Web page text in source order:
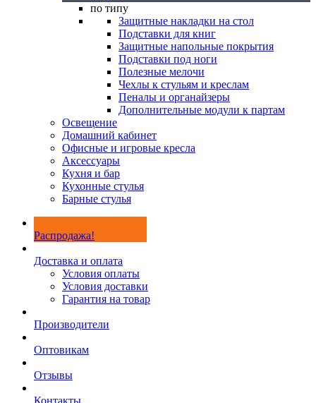
по типу
Защитные накладки на стол
Подставки для книг
Защитные напольные покрытия
Подставки под ноги
Полезные мелочи
Чехлы к стульям и креслам
Пеналы и органайзеры
Дополнительные модули к партам
Освещение
Домашний кабинет
Офисные и игровые кресла
Аксессуары
Кухня и бар
Кухонные стулья
Барные стулья
Распродажа!
Доставка и оплата
Условия оплаты
Условия доставки
Гарантия на товар
Производители
Оптовикам
Отзывы
Контакты